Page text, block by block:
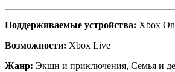
Поддерживаемые устройства: Xbox
Возможности: Xbox Live
Жанр: Экшн и приключения, Семья и